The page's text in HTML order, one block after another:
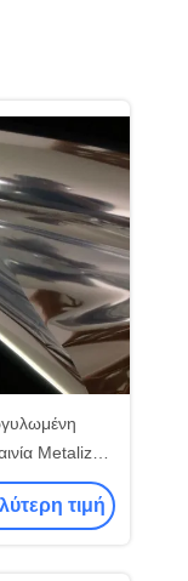
Metalized
τροφίμων της
τιμή